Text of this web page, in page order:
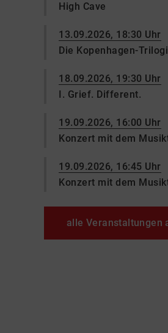
High Cave
13.09.2026, 18:30 Uhr
Die Kopenhagen-
18.09.2026, 19:30 Uhr
I. Grief. Different.
19.09.2026, 16:00 Uhr
Konzert mit dem
19.09.2026, 16:45 Uhr
Konzert mit dem
alle Veranstaltungen